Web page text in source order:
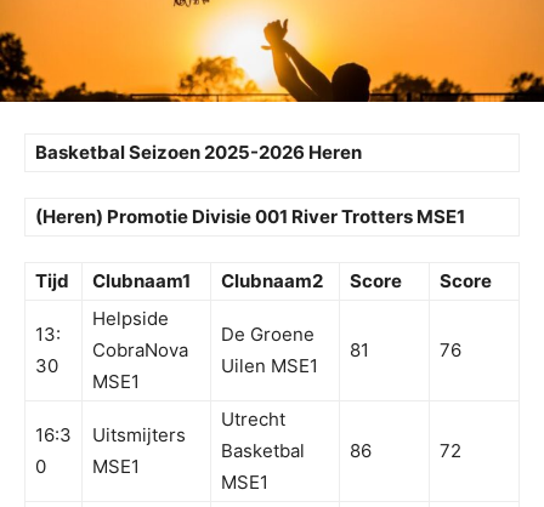
Basketbal Seizoen 2025-2026 Heren
(Heren) Promotie Divisie 001 River Trotters MSE1
Tijd Clubnaam1 Clubnaam2 Score Score
13:
30
Helpside
CobraNova
MSE1
De Groene
Uilen MSE1
81 76
16:3
0
Uitsmijters
MSE1
Utrecht
Basketbal
MSE1
86 72